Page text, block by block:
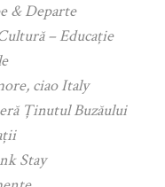
& Departe
– Educație
ciao Italy
Ținutul Buzăului
Stay